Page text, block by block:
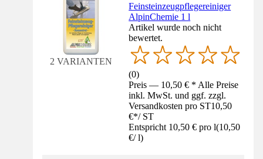
2 VARIANTEN
Feinsteinzeugpflegereiniger
AlpinChemie 1 l
Artikel wurde noch nicht
bewertet.
(0)
Preis — 10,50 € * Alle Preise
inkl. MwSt. und ggf. zzgl.
Versandkosten pro ST10,50
€*/ ST
Entspricht 10,50 € pro l(10,50
€/ l)